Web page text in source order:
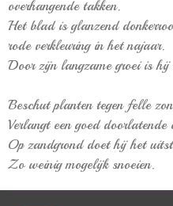
overhangende takken.
Het blad is glanzend
rode verkleuring in het najaar.
Door zijn langzame groei is hij
Beschut planten tegen felle
Verlangt een goed
Op zandgrond doet hij het
Zo weinig mogelijk snoeien.